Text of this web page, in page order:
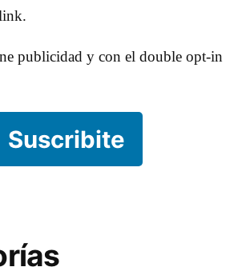
publicidad y con el double opt-in
Suscribite